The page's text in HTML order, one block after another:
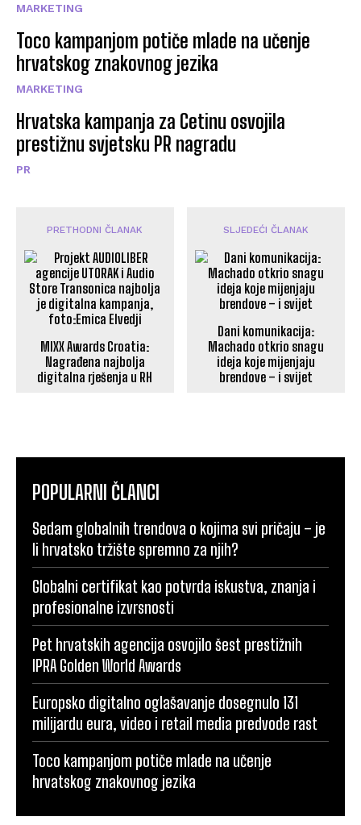
MARKETING
Toco kampanjom potiče mlade na učenje
hrvatskog znakovnog jezika
MARKETING
Hrvatska kampanja za Cetinu osvojila
prestižnu svjetsku PR nagradu
PR
PRETHODNI ČLANAK
MIXX Awards Croatia:
Nagrađena najbolja
digitalna rješenja u RH
SLJEDEĆI ČLANAK
Dani komunikacija:
Machado otkrio snagu
ideja koje mijenjaju
brendove – i svijet
POPULARNI ČLANCI
Sedam globalnih trendova o kojima svi pričaju – je
li hrvatsko tržište spremno za njih?
Globalni certifikat kao potvrda iskustva, znanja i
profesionalne izvrsnosti
Pet hrvatskih agencija osvojilo šest prestižnih
IPRA Golden World Awards
Europsko digitalno oglašavanje dosegnulo 131
milijardu eura, video i retail media predvode rast
Toco kampanjom potiče mlade na učenje
hrvatskog znakovnog jezika